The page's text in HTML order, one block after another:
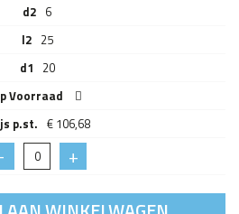
d2 6
l2 25
d1 20
Voorraad
€ 106,68